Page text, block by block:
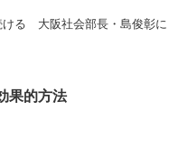
ける 大阪社会部長・島俊彰に
果的方法